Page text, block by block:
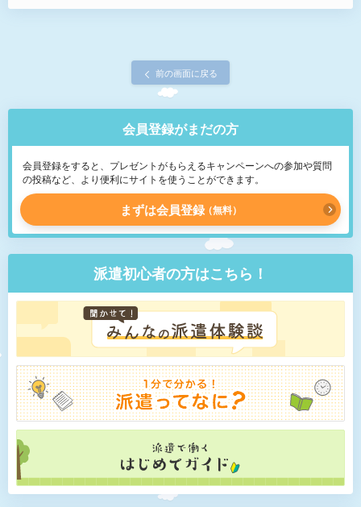
前の画面に戻る
会員登録がまだの方
会員登録をすると、プレゼントがもらえるキャンペーンへの参加や質問
の投稿など、より便利にサイトを使うことができます。
まずは会員登録 無料
派遣初心者の方はこちら！